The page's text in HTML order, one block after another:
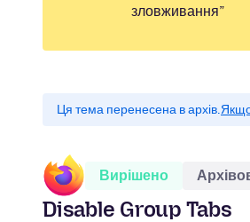
зловживання”
Ця тема перенесена в архів.
Вирішено
Disable Group Tabs